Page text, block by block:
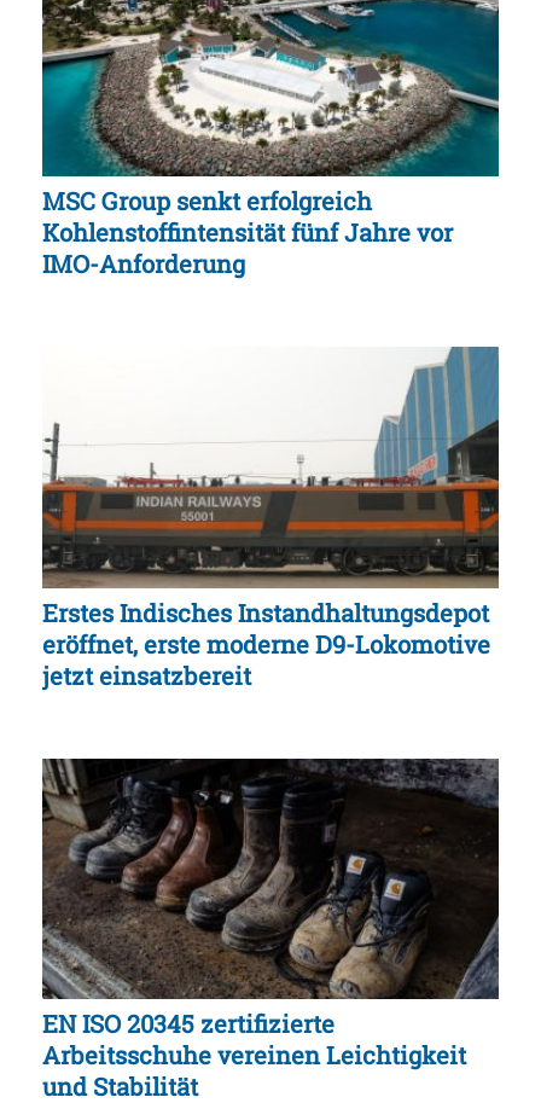
MSC Group senkt erfolgreich
Kohlenstoffintensität fünf Jahre vor
IMO-Anforderung
Erstes Indisches Instandhaltungsdepot
eröffnet, erste moderne D9-Lokomotive
jetzt einsatzbereit
EN ISO 20345 zertifizierte
Arbeitsschuhe vereinen Leichtigkeit
und Stabilität